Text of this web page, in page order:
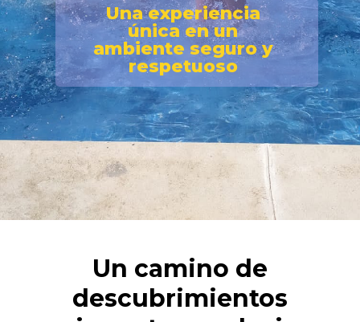
Una experiencia
única en un
ambiente seguro y
respetuoso
Un camino de
descubrimientos